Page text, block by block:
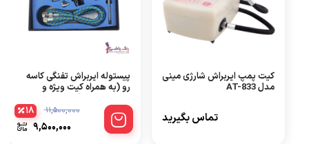
کیت پمپ ایربراش شارژی مینی
مدل AT-833
تماس بگیرید
پیستوله ایربراش تفنگی کاسه
رو (به همراه کیت ویژه و
تجهیزات کامل)
11,500,000
9,500,000
18